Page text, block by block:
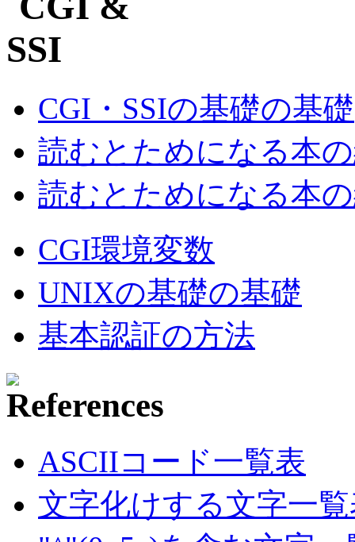
CGI・SSIの基礎の基礎
読むとためになる本
読むとためになる本
CGI環境変数
UNIXの基礎の基礎
基本認証の方法
ASCIIコード一覧表
文字化けする文字一